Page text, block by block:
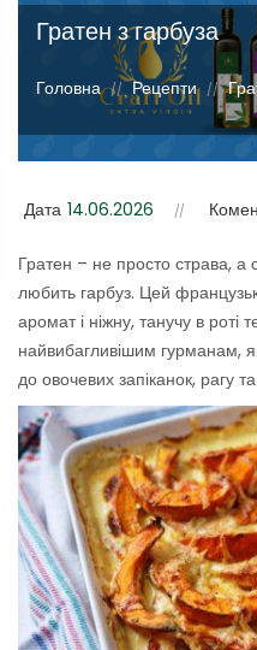
Гратен з гарбуза
;
Головна // Рецепти //
Дата 14.06.2026
Гратен – не просто страва, а
любить гарбуз. Цей
аромат і ніжну, танучу в роті
найвибагливішим гурманам,
до овочевих запіканок, рагу